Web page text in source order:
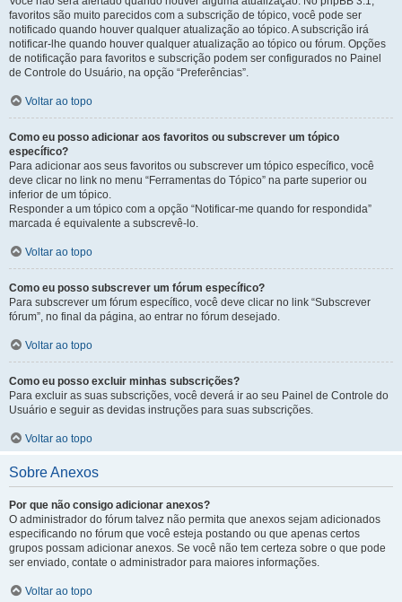
favoritos são muito parecidos com a subscrição de tópico, você pode ser
notificado quando houver qualquer atualização ao tópico. A subscrição irá
notificar-lhe quando houver qualquer atualização ao tópico ou fórum. Opções
de notificação para favoritos e subscrição podem ser configurados no Painel
de Controle do Usuário, na opção “Preferências”.
Voltar ao topo
Como eu posso adicionar aos favoritos ou subscrever um tópico
específico?
Para adicionar aos seus favoritos ou subscrever um tópico específico, você
deve clicar no link no menu “Ferramentas do Tópico” na parte superior ou
inferior de um tópico.
Responder a um tópico com a opção “Notificar-me quando for respondida”
marcada é equivalente a subscrevê-lo.
Voltar ao topo
Como eu posso subscrever um fórum específico?
Para subscrever um fórum específico, você deve clicar no link “Subscrever
fórum”, no final da página, ao entrar no fórum desejado.
Voltar ao topo
Como eu posso excluir minhas subscrições?
Para excluir as suas subscrições, você deverá ir ao seu Painel de Controle do
Usuário e seguir as devidas instruções para suas subscrições.
Voltar ao topo
Sobre Anexos
Por que não consigo adicionar anexos?
O administrador do fórum talvez não permita que anexos sejam adicionados
especificando no fórum que você esteja postando ou que apenas certos
grupos possam adicionar anexos. Se você não tem certeza sobre o que pode
ser enviado, contate o administrador para maiores informações.
Voltar ao topo